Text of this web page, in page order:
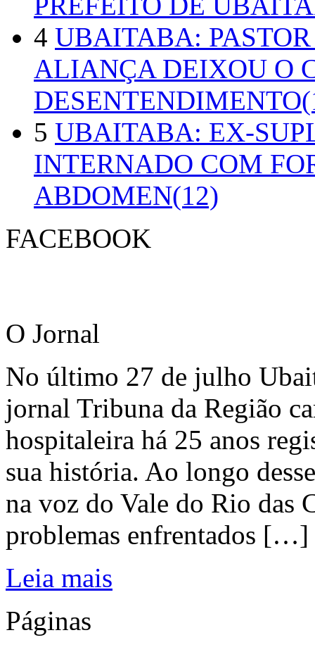
4 UBAITABA:
ALIANÇA DEIXOU O
5 UBAITABA: EX-
INTERNADO COM
ABDOMEN(12)
FACEBOOK
O Jornal
No último 27 de julho
jornal Tribuna da Região
hospitaleira há 25 anos
sua história. Ao longo
na voz do Vale do Rio das
problemas enfrentados […]
Leia mais
Páginas